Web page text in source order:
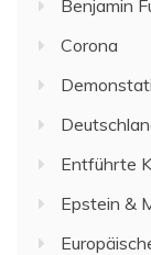
Benjamin
Corona
Entführte
Epstein &